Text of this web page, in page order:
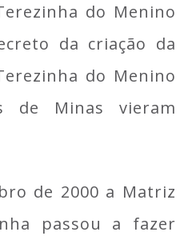
do Menino
da criação da
do Menino
de Minas vieram
de 2000 a Matriz
passou a fazer